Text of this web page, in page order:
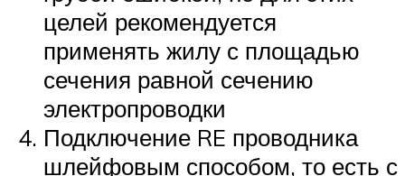
целей рекомендуется
применять жилу с площадью
сечения равной сечению
электропроводки
Подключение RE проводника
шлейфовым способом, то есть с